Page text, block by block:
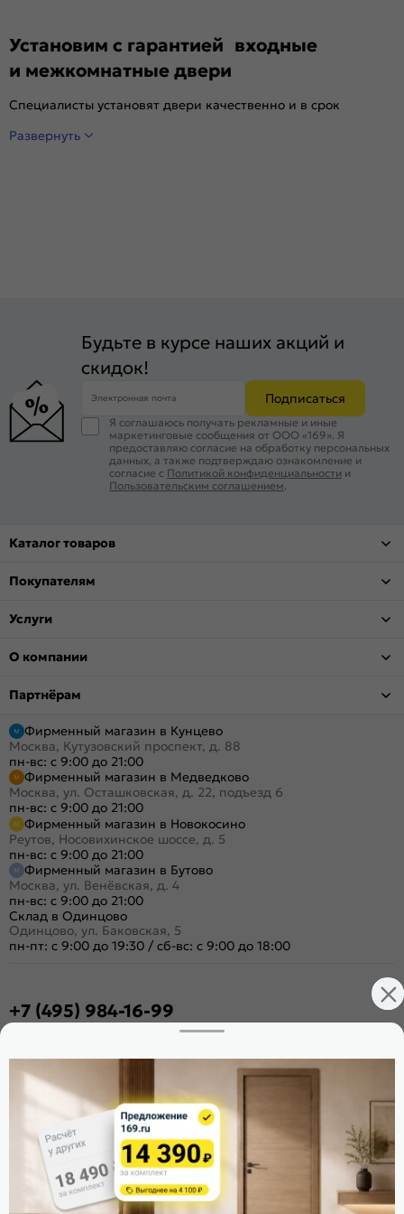
Установим с гарантией входные
и межкомнатные двери
Специалисты установят двери качественно и в срок
Развернуть
Будьте в курсе наших акций и
скидок!
Электронная почта Подписаться
Я соглашаюсь получать рекламные и иные
маркетинговые сообщения от ООО «169». Я
предоставляю согласие на обработку персональных
данных, а также подтверждаю ознакомление и
согласие с Политикой конфиденциальности и
Пользовательским соглашением
Каталог товаров
Покупателям
Услуги
О компании
Партнёрам
Фирменный магазин в Кунцево
Москва, Кутузовский проспект, д. 88
пн-вс: с 9:00 до 21:00
Фирменный магазин в Медведково
Москва, ул. Осташковская, д. 22, подъезд 6
пн-вс: с 9:00 до 21:00
Фирменный магазин в Новокосино
Реутов, Носовихинское шоссе, д. 5
пн-вс: с 9:00 до 21:00
Фирменный магазин в Бутово
Москва, ул. Венёвская, д. 4
пн-вс: с 9:00 до 21:00
Склад в Одинцово
Одинцово, ул. Баковская, 5
пн-пт: с 9:00 до 19:30 / сб-вс: с 9:00 до 18:00
+7 (495) 984-16-99
Поделиться
Оцените магазин